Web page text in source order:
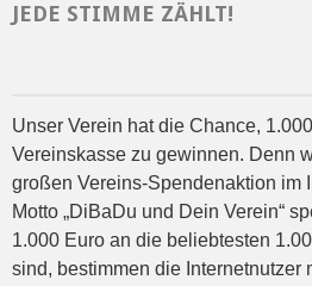
JEDE STIMME ZÄHLT!
Unser Verein hat die Chance,
Vereinskasse zu gewinnen. Denn
großen Vereins-Spendenaktion im
Motto „DiBaDu und Dein Verein“
1.000 Euro an die beliebtesten
sind, bestimmen die Internetnutzer